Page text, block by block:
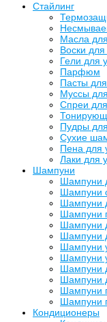
Стайлинг
Масла
Воски для
Гели для
Парфюм
Пасты
Муссы
Спреи
Пудры
Сухие
Пена для
Лаки для
Шампуни
Шампуни
Шампуни
Шампуни
Шампуни
Шампуни
Шампуни
Шампуни
Шампуни
Шампуни
Шампуни
Шампуни
Шампуни
Кондиционеры